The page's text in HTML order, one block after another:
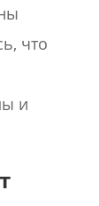
что
и